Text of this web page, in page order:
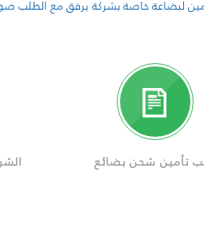
تأمين شحن بضائع